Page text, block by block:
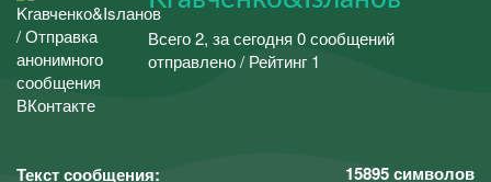
Всего 2, за сегодня 0 сообщений
отправлено / Рейтинг 1
Текст сообщения: 15895символов